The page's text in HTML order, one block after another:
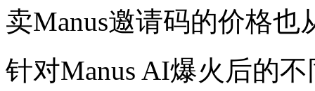
卖Manus邀请码的价格也
针对Manus AI爆火后的